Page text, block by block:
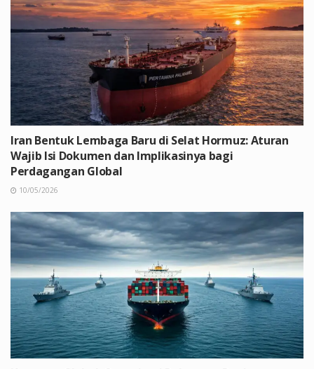
Iran Bentuk Lembaga Baru di Selat Hormuz: Aturan
Wajib Isi Dokumen dan Implikasinya bagi
Perdagangan Global
10/05/2026